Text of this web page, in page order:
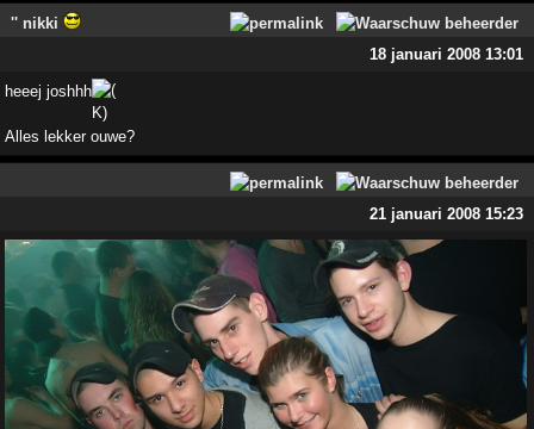
'' nikki
18 januari 2008 13:01
heeej joshhh
Alles lekker ouwe?
21 januari 2008 15:23